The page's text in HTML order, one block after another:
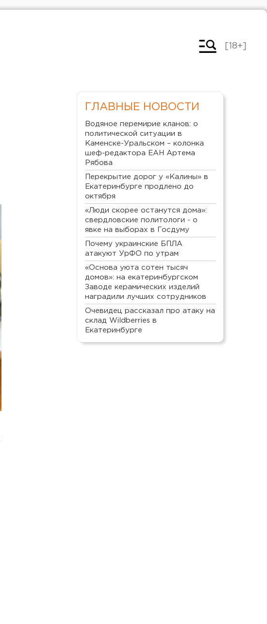
[18+]
ГЛАВНЫЕ НОВОСТИ
Водяное перемирие кланов: о
политической ситуации в
Каменске-Уральском – колонка
шеф-редактора ЕАН Артема
Рябова
Перекрытие дорог у «Калины» в
Екатеринбурге продлено до
октября
«Люди скорее останутся дома»:
свердловские политологи - о
явке на выборах в Госдуму
Почему украинские БПЛА
атакуют УрФО по утрам
«Основа уюта сотен тысяч
домов»: на екатеринбургском
Заводе керамических изделий
наградили лучших сотрудников
Очевидец рассказал про атаку на
склад Wildberries в
Екатеринбурге